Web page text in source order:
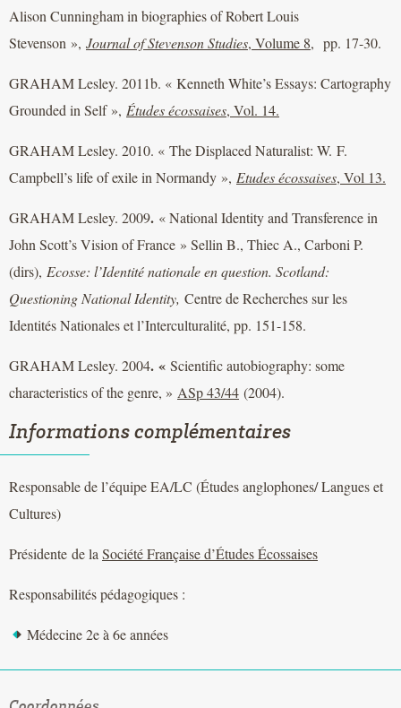
Alison Cunningham in biographies of Robert Louis
Stevenson », Journal of Stevenson Studies, Volume 8, pp. 17-30.
GRAHAM Lesley. 2011b. « Kenneth White’s Essays: Cartography
Grounded in Self », Études écossaises, Vol. 14.
GRAHAM Lesley. 2010. « The Displaced Naturalist: W. F.
Campbell’s life of exile in Normandy », Etudes écossaises, Vol 13.
GRAHAM Lesley. 2009. « National Identity and Transference in
John Scott’s Vision of France » Sellin B., Thiec A., Carboni P.
(dirs), Ecosse: l’Identité nationale en question. Scotland:
Questioning National Identity, Centre de Recherches sur les
Identités Nationales et l’Interculturalité, pp. 151-158.
GRAHAM Lesley. 2004. « Scientific autobiography: some
characteristics of the genre, » ASp 43/44 (2004).
Informations complémentaires
Responsable de l’équipe EA/LC (Études anglophones/ Langues et
Cultures)
Présidente de laSociété Française d’Études Écossaises
Responsabilités pédagogiques :
Médecine 2e à 6e années